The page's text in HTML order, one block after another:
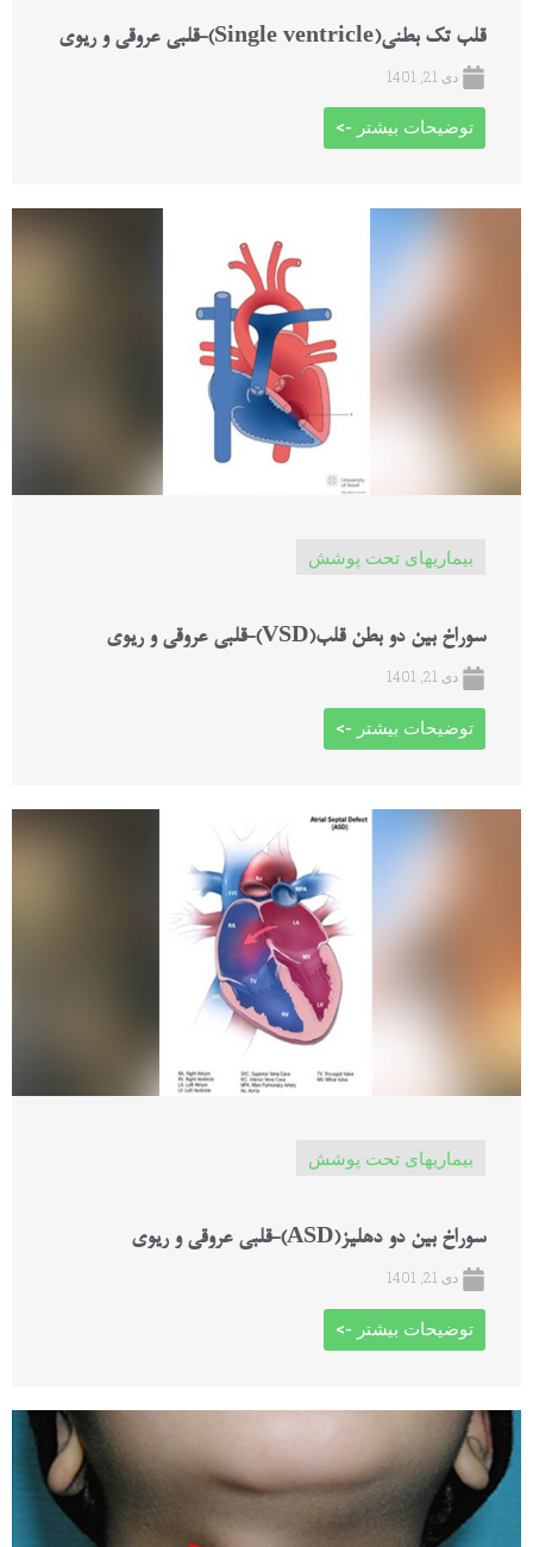
قلب تک بطنی(Single ventricle)-قلبی عروقی و ریوی
دی 21, 1401
توضیحات بیشتر ->
بیماریهای تحت پوشش
سوراخ بین دو بطن قلب(VSD)-قلبی عروقی و ریوی
دی 21, 1401
توضیحات بیشتر ->
بیماریهای تحت پوشش
سوراخ بين دو دهليز(ASD)-قلبی عروقی و ریوی
دی 21, 1401
توضیحات بیشتر ->